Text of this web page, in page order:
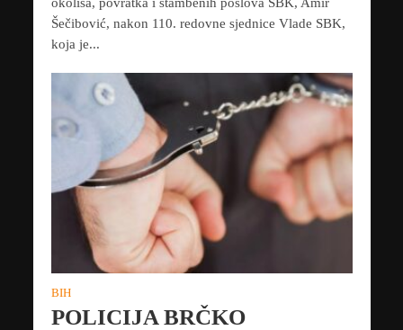
Šečibović, nakon 110. redovne sjednice Vlade SBK,
koja je...
BIH
POLICIJA BRČKO